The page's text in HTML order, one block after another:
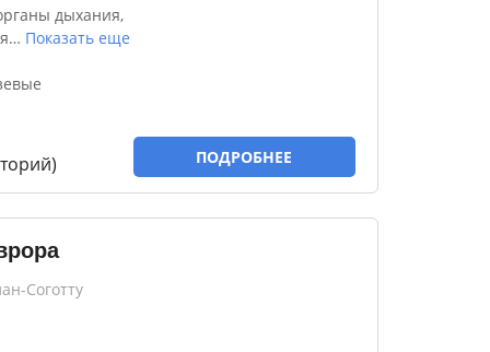
дыхания,
… Показать еще
ПОДРОБНЕЕ
Соготту